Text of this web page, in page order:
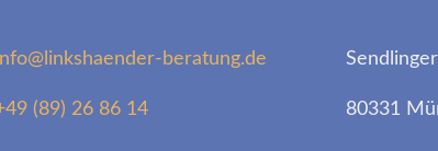
beratung.de
(89) 26 86 14 80331